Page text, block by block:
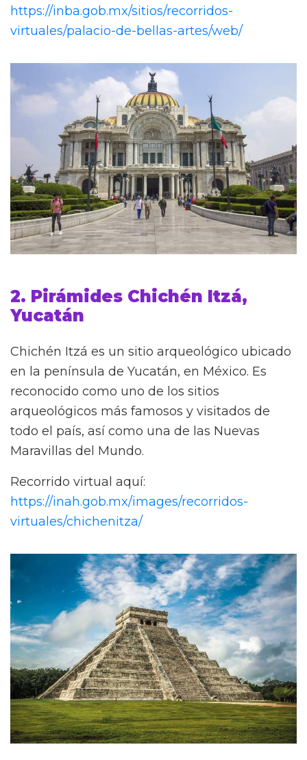
https://inba.gob.mx/sitios/recorridos-
virtuales/palacio-de-bellas-artes/web/
2. Pirámides Chichén Itzá,
Yucatán
Chichén Itzá es un sitio arqueológico ubicado
en la península de Yucatán, en México. Es
reconocido como uno de los sitios
arqueológicos más famosos y visitados de
todo el país, así como una de las Nuevas
Maravillas del Mundo.
Recorrido virtual aquí:
https://inah.gob.mx/images/recorridos-
virtuales/chichenitza/